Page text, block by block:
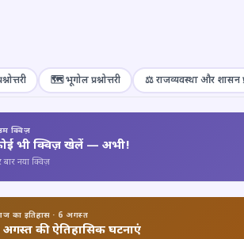
🗺️ भूगोल प्रश्नोत्तरी ⚖️ राजव्यवस्था और शासन
क्विज़
भी क्विज़ खेलें — अभी!
बार नया क्विज़
का इतिहास · 6 अगस्त
अगस्त की ऐतिहासिक घटनाएं